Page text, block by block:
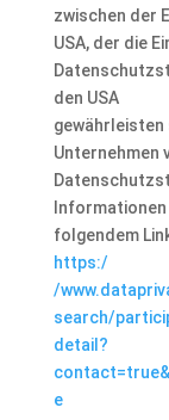
zwischen der
USA, der die
den USA
Unternehmen
folgendem
https:/
/
search/
detail?
e